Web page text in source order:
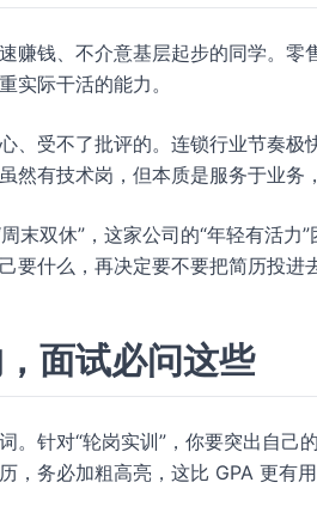
赚钱、不介意基层起步的同学。
实际干活的能力。
、受不了批评的。连锁行业节奏
然有技术岗，但本质是服务于业务
末双休”，这家公司的“年轻有活
要什么，再决定要不要把简历投进去
面试必问这些
。针对“轮岗实训”，你要突出自
，务必加粗高亮，这比 GPA 更有用